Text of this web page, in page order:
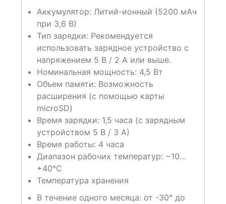
Аккумулятор: Литий-ионный (5200 мАч
при 3,6 В)
Тип зарядки: Рекомендуется
использовать зарядное устройство с
напряжением 5 В / 2 А или выше.
Номинальная мощность: 4,5 Вт
Объем памяти: Возможность
расширения (с помощью карты
microSD)
Время зарядки: 1,5 часа (с зарядным
устройством 5 В / 3 А)
Время работы: 4 часа
Диапазон рабочих температур: −10…
+40°C
Температура хранения
В течение одного месяца: от -30° до